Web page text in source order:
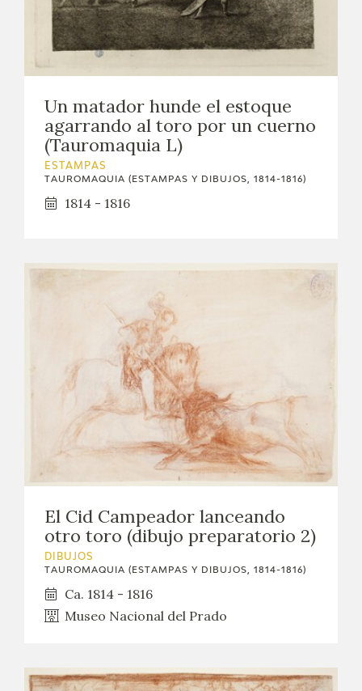
Un matador hunde el estoque
agarrando al toro por un cuerno
(Tauromaquia L)
ESTAMPAS
TAUROMAQUIA (ESTAMPAS Y DIBUJOS, 1814-1816)
1814 - 1816
El Cid Campeador lanceando
otro toro (dibujo preparatorio 2)
DIBUJOS
TAUROMAQUIA (ESTAMPAS Y DIBUJOS, 1814-1816)
Ca. 1814 - 1816
Museo Nacional del Prado